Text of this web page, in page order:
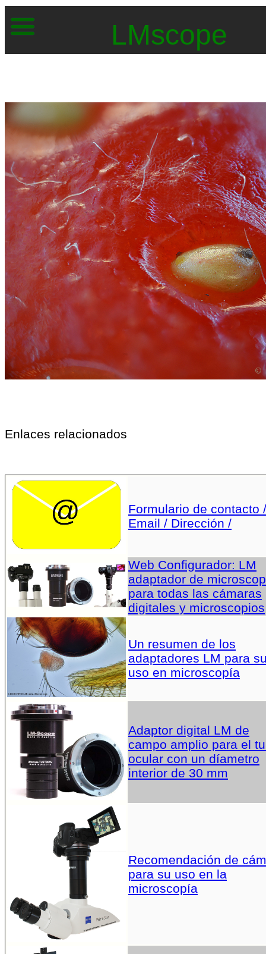
LMscope
Enlaces relacionados
Formulario de contacto /
Email / Dirección /
Web Configurador: LM
adaptador de
para todas las cámaras
digitales y microscopios
Un resumen de los
adaptadores LM para
uso en microscopía
Adaptor digital LM de
campo amplio para el
ocular con un díametro
interior de 30 mm
Recomendación de
para su uso en la
microscopía